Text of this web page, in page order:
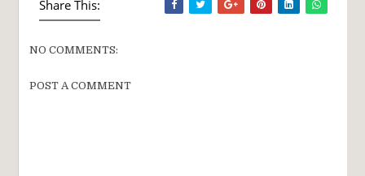
Share This:
NO COMMENTS:
POST A COMMENT